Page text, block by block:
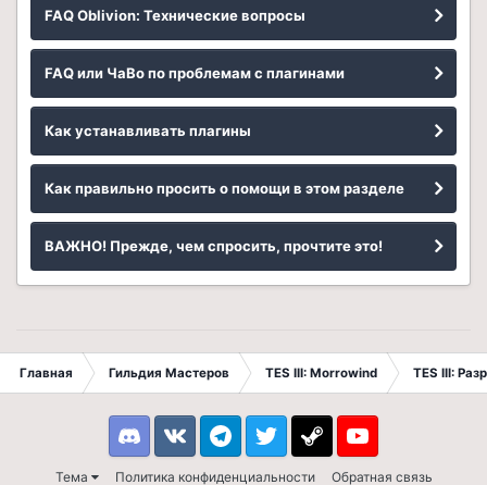
FAQ Oblivion: Технические вопросы
FAQ или ЧаВо по проблемам с плагинами
Как устанавливать плагины
Как правильно просить о помощи в этом разделе
ВАЖНО! Прежде, чем спросить, прочтите это!
Главная Гильдия Мастеров TES III: Morrowind TES III:
Тема Политика конфиденциальности Обратная связь
DiscordVK TelegramTwitter Steam Youtube